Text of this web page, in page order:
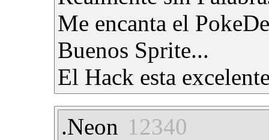
Me encanta el
Buenos Sprite...
El Hack esta
.Neon 12340